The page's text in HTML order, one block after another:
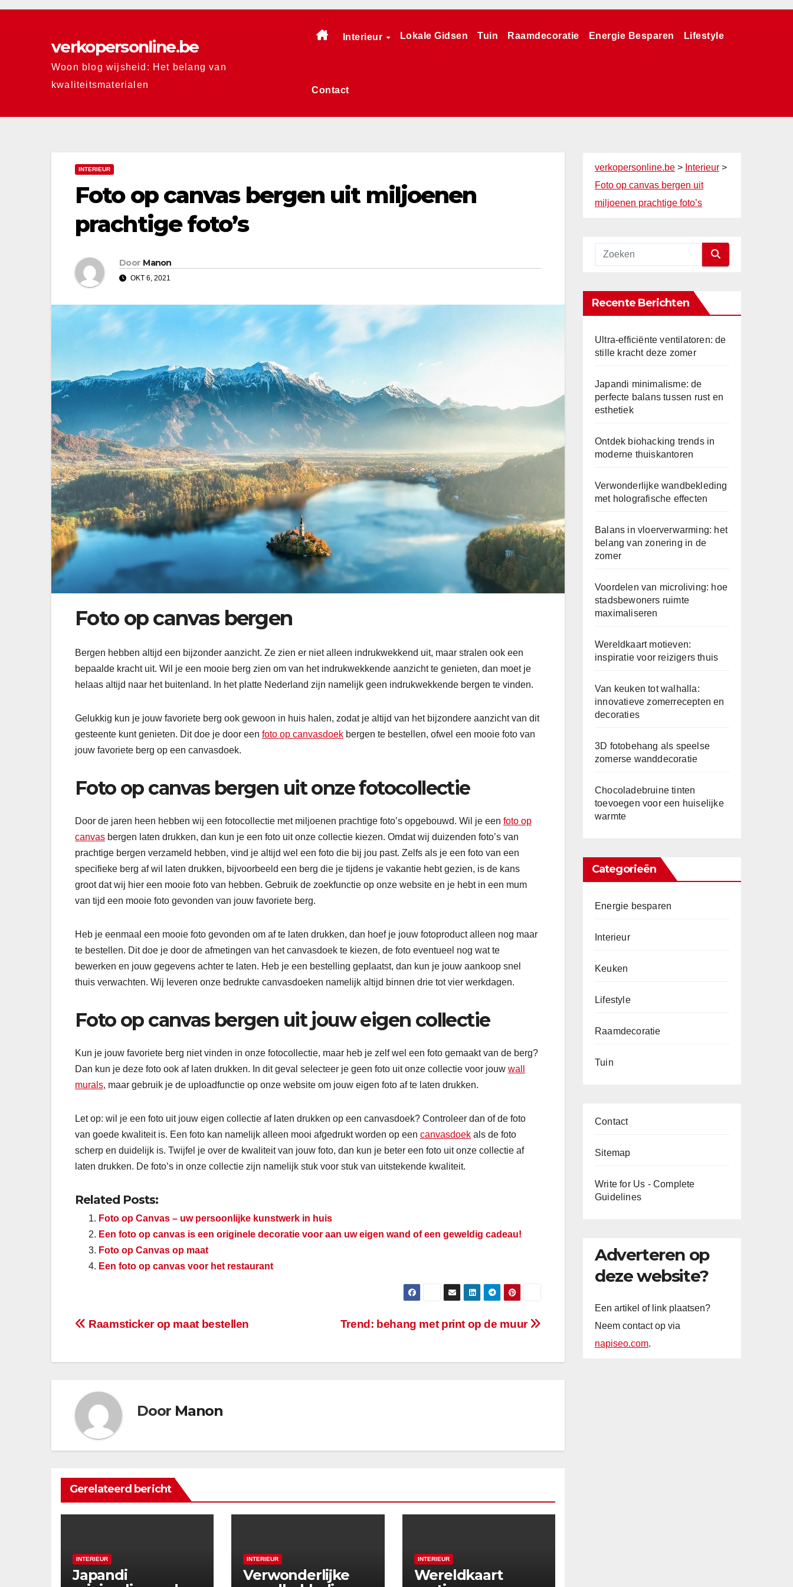
Skip
verkopersonline.be
Woon blog wijsheid: Het belang van
kwaliteitsmaterialen
Interieur Lokale Gidsen Tuin Raamdecoratie Energie Besparen Lifestyle
Contact
INTERIEUR
Foto op canvas bergen uit miljoenen
prachtige foto’s
Door Manon
OKT 6, 2021
Foto op canvas bergen
Bergen hebben altijd een bijzonder aanzicht. Ze zien er niet alleen indrukwekkend uit, maar stralen ook een
bepaalde kracht uit. Wil je een mooie berg zien om van het indrukwekkende aanzicht te genieten, dan moet je
helaas altijd naar het buitenland. In het platte Nederland zijn namelijk geen indrukwekkende bergen te vinden.
Gelukkig kun je jouw favoriete berg ook gewoon in huis halen, zodat je altijd van het bijzondere aanzicht van dit
gesteente kunt genieten. Dit doe je door een foto op canvasdoek bergen te bestellen, ofwel een mooie foto van
jouw favoriete berg op een canvasdoek.
Foto op canvas bergen uit onze fotocollectie
Door de jaren heen hebben wij een fotocollectie met miljoenen prachtige foto’s opgebouwd. Wil je een foto op
canvas bergen laten drukken, dan kun je een foto uit onze collectie kiezen. Omdat wij duizenden foto’s van
prachtige bergen verzameld hebben, vind je altijd wel een foto die bij jou past. Zelfs als je een foto van een
specifieke berg af wil laten drukken, bijvoorbeeld een berg die je tijdens je vakantie hebt gezien, is de kans
groot dat wij hier een mooie foto van hebben. Gebruik de zoekfunctie op onze website en je hebt in een mum
van tijd een mooie foto gevonden van jouw favoriete berg.
Heb je eenmaal een mooie foto gevonden om af te laten drukken, dan hoef je jouw fotoproduct alleen nog maar
te bestellen. Dit doe je door de afmetingen van het canvasdoek te kiezen, de foto eventueel nog wat te
bewerken en jouw gegevens achter te laten. Heb je een bestelling geplaatst, dan kun je jouw aankoop snel
thuis verwachten. Wij leveren onze bedrukte canvasdoeken namelijk altijd binnen drie tot vier werkdagen.
Foto op canvas bergen uit jouw eigen collectie
Kun je jouw favoriete berg niet vinden in onze fotocollectie, maar heb je zelf wel een foto gemaakt van de berg?
Dan kun je deze foto ook af laten drukken. In dit geval selecteer je geen foto uit onze collectie voor jouw wall
murals, maar gebruik je de uploadfunctie op onze website om jouw eigen foto af te laten drukken.
Let op: wil je een foto uit jouw eigen collectie af laten drukken op een canvasdoek? Controleer dan of de foto
van goede kwaliteit is. Een foto kan namelijk alleen mooi afgedrukt worden op een canvasdoek als de foto
scherp en duidelijk is. Twijfel je over de kwaliteit van jouw foto, dan kun je beter een foto uit onze collectie af
laten drukken. De foto’s in onze collectie zijn namelijk stuk voor stuk van uitstekende kwaliteit.
Related Posts:
Foto op Canvas – uw persoonlijke kunstwerk in huis
Een foto op canvas is een originele decoratie voor aan uw eigen wand of een geweldig cadeau!
Foto op Canvas op maat
Een foto op canvas voor het restaurant
Berichtnavigatie Trend: behang met print op de muur
Raamsticker op maat bestellen
Door Manon
Gerelateerd bericht
INTERIEUR
Japandi
INTERIEUR
Verwonderlijke
INTERIEUR
Wereldkaart
verkopersonline.be > Interieur >
Foto op canvas bergen uit
miljoenen prachtige foto’s
Recente Berichten
Ultra-efficiënte ventilatoren: de
stille kracht deze zomer
Japandi minimalisme: de
perfecte balans tussen rust en
esthetiek
Ontdek biohacking trends in
moderne thuiskantoren
Verwonderlijke wandbekleding
met holografische effecten
Balans in vloerverwarming: het
belang van zonering in de
zomer
Voordelen van microliving: hoe
stadsbewoners ruimte
maximaliseren
Wereldkaart motieven:
inspiratie voor reizigers thuis
Van keuken tot walhalla:
innovatieve zomerrecepten en
decoraties
3D fotobehang als speelse
zomerse wanddecoratie
Chocoladebruine tinten
toevoegen voor een huiselijke
warmte
Categorieën
Energie besparen
Interieur
Keuken
Lifestyle
Raamdecoratie
Tuin
Contact
Sitemap
Write for Us - Complete
Guidelines
Adverteren op
deze website?
Een artikel of link plaatsen?
Neem contact op via
napiseo.com.